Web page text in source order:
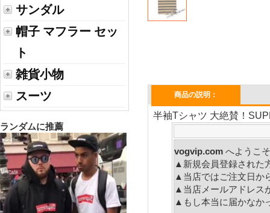
サンダル
帽子 マフラー セッ
ト
雑貨小物
スーツ
ランダムに推薦
商品の説明：
半袖Tシャツ 大絶賛！
vogvip.com へ
▲新規会員登録された
▲当店ではご注文日か
▲当店メールアドレス
▲もし本当に届かなか